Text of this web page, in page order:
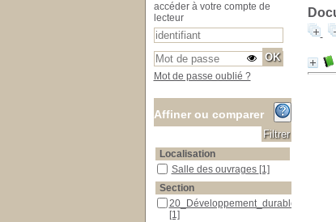
accéder à votre compte de
lecteur
Mot de passe oublié ?
Affiner ou comparer
Localisation
Salle des ouvrages
Salle des ouvrages [1]
Section
20_Développement_durable
20_Développement_durable
[1]